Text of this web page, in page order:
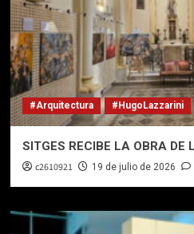
#Arquitectura #HugoLazzarini
SITGES RECIBE LA OBRA DE
c2610921 19 de julio de 2026